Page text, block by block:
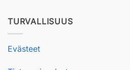
TURVALLISUUS
Evästeet